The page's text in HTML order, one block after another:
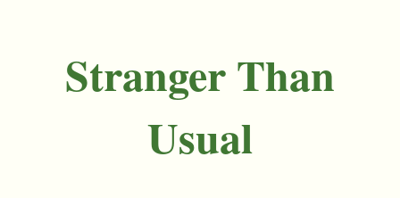
Stranger Than
Usual